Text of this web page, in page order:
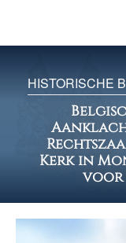
HISTORISCHE
Kerk in
voor